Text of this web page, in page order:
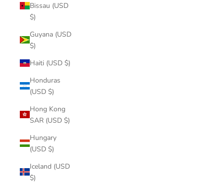
Bissau (USD
$)
Guyana (USD
$)
Haiti (USD $)
Honduras
(USD $)
Hong Kong
SAR (USD $)
Hungary
(USD $)
Iceland (USD
$)